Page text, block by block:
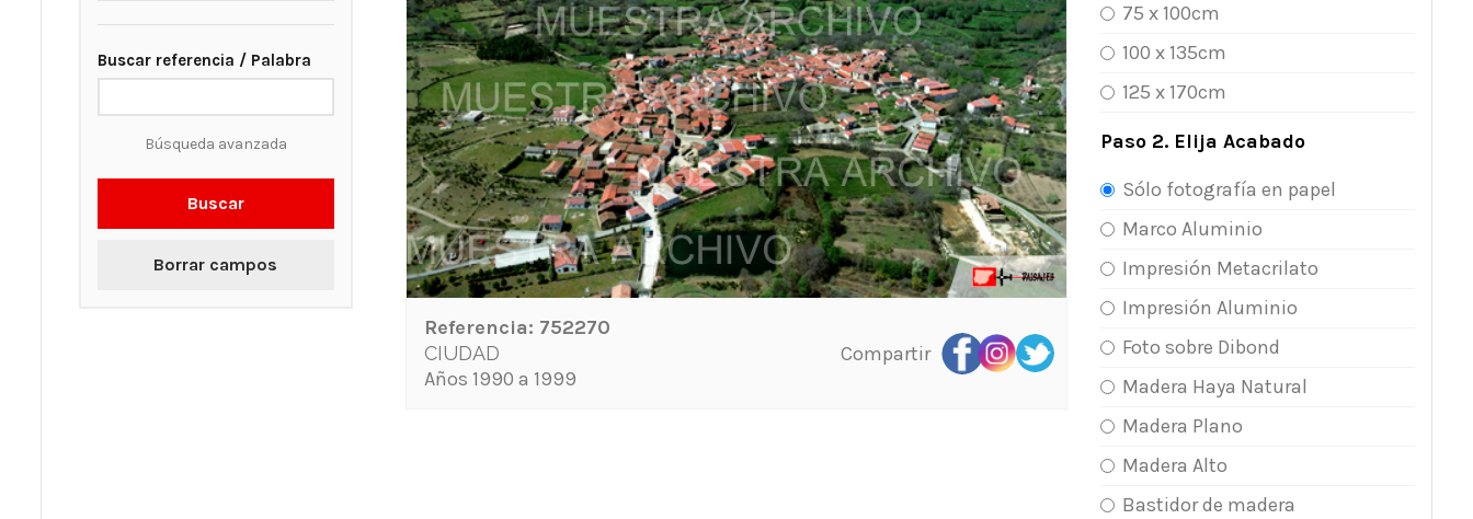
Buscar referencia / Palabra
Búsqueda avanzada
Buscar
Borrar campos
Referencia: 752270
CIUDAD
Años 1990 a 1999
Compartir
75 x 100cm
100 x 135cm
125 x 170cm
Paso 2. Elija Acabado
Sólo fotografía en papel
Marco Aluminio
Impresión Metacrilato
Impresión Aluminio
Foto sobre Dibond
Madera Haya Natural
Madera Plano
Madera Alto
Bastidor de madera